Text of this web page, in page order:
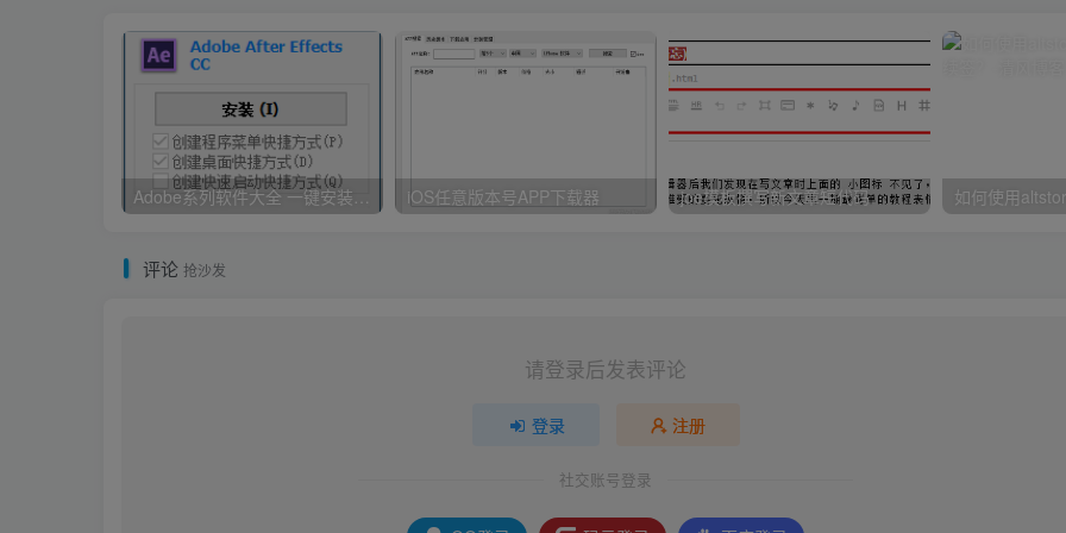
Adobe系列软件大全 一键安装版 By：Ansifa iOS任意版本号APP下载器 joe模板撰写新文章短代码
评论 抢沙发
请登录后发表评论
登录 注册
社交账号登录